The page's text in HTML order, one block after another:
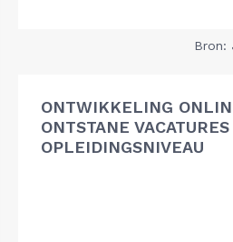
Bron:
ONTWIKKELING
ONTSTANE
OPLEIDINGSNIVEAU